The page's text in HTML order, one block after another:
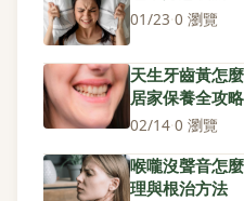
01/23·0 瀏覽
天生牙齒黃怎
居家保養全攻略
02/14·0 瀏覽
喉嚨沒聲音怎
理與根治方法